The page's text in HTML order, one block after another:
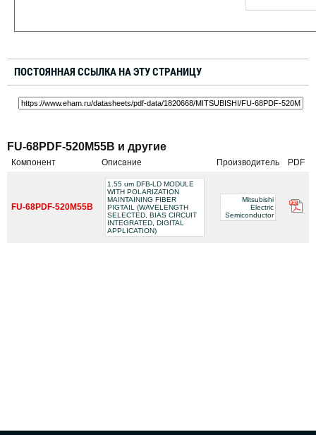
ПОСТОЯННАЯ ССЫЛКА НА ЭТУ СТРАНИЦУ
FU-68PDF-520M55B и другие
Компонент Описание Производитель PDF
FU-68PDF-520M55B
1.55 um DFB-LD MODULE
WITH POLARIZATION
MAINTAINING FIBER
PIGTAIL (WAVELENGTH
SELECTED, BIAS CIRCUIT
INTEGRATED, DIGITAL
APPLICATION)
Mitsubishi
Electric
Semiconductor